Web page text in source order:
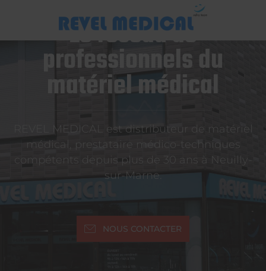
Le réseau de
professionnels du
matériel médical
REVEL MEDICAL est distributeur de matériel
médical, prestataire médico-techniques
compétents depuis plus de 30 ans à Neuilly-
sur-Marne.
NOUS CONTACTER